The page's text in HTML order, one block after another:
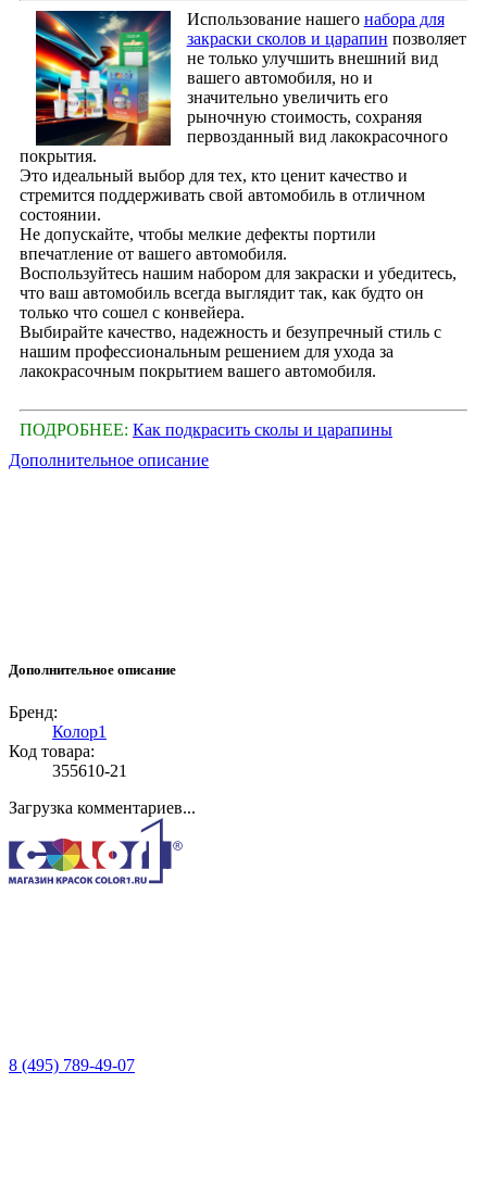
Использование нашего набора для
закраски сколов и царапин позволяет
не только улучшить внешний вид
вашего автомобиля, но и
значительно увеличить его
рыночную стоимость, сохраняя
первозданный вид лакокрасочного
покрытия.
Это идеальный выбор для тех, кто ценит качество и
стремится поддерживать свой автомобиль в отличном
состоянии.
Не допускайте, чтобы мелкие дефекты портили
впечатление от вашего автомобиля.
Воспользуйтесь нашим набором для закраски и убедитесь,
что ваш автомобиль всегда выглядит так, как будто он
только что сошел с конвейера.
Выбирайте качество, надежность и безупречный стиль с
нашим профессиональным решением для ухода за
лакокрасочным покрытием вашего автомобиля.
ПОДРОБНЕЕ: Как подкрасить сколы и царапины
Дополнительное описание
Дополнительное описание
Бренд:
Колор1
Код товара:
355610-21
Загрузка комментариев...
8 (495) 789-49-07